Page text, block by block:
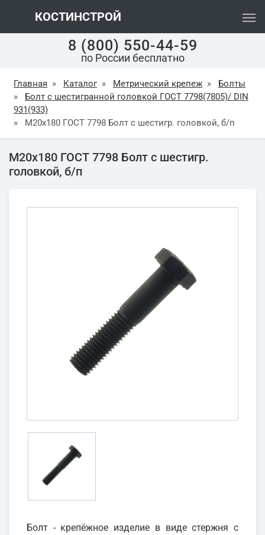
КОСТИНСТРОЙ
8 (800) 550-44-59
по России бесплатно
Главная » Каталог » Метрический крепеж »
Болты
»
Болт с шестигранной головкой ГОСТ 7798(7805)/ DIN
931(933)
»
М20х180 ГОСТ 7798 Болт с шестигр. головкой, б/п
М20х180 ГОСТ 7798 Болт с шестигр.
головкой, б/п
Болт - крепёжное изделие в виде стержня с